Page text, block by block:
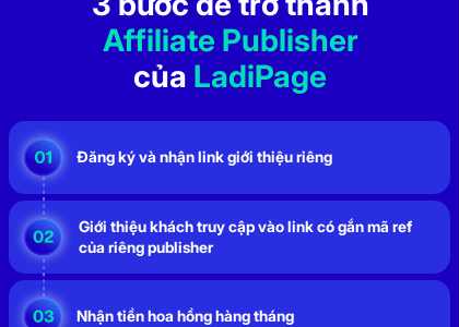
Affiliate Publisher
của LadiPage
Đăng ký và nhận link giới thiệu riêng
Giới thiệu khách truy cập vào link có gắn mã ref
của riêng publisher
Nhận tiền hoa hồng hàng tháng